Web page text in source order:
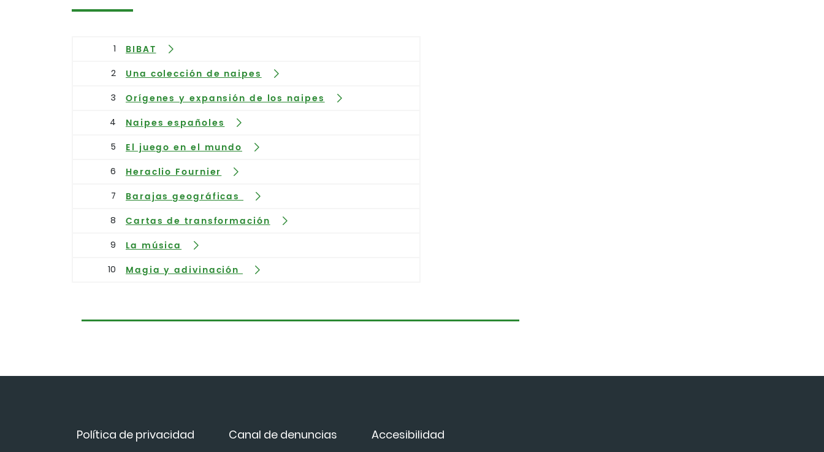
1 BIBAT
2 Una colección de naipes
3 Orígenes y expansión de los naipes
4 Naipes españoles
5 El juego en el mundo
6 Heraclio Fournier
7 Barajas geográficas
8 Cartas de transformación
9 La música
10 Magia y adivinación
Política de privacidad Canal de denuncias Accesibilidad